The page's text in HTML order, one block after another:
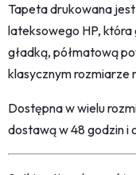
Tapeta drukowana
lateksowego HP, która
gładką, półmatową
klasycznym rozmiarze
Dostępna w wielu
dostawą w 48 godzin i